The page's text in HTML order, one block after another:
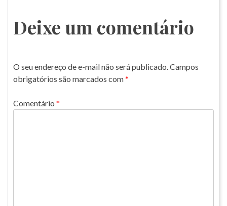
Deixe um comentário
O seu endereço de e-mail não será publicado.Campos
obrigatórios são marcados com*
Comentário *